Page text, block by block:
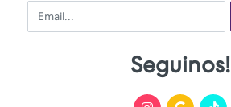
Email
Seguinos!